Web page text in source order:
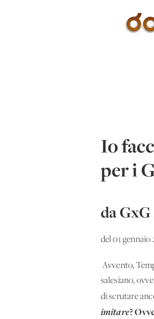
Io
per i
da
del 01 gennaio
Avvento,
salesiano,
di scrutare
imitare?